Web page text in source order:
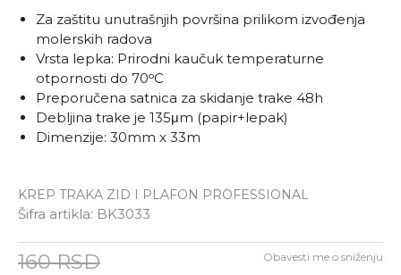
KREP TRAKA ZID I PLAFON PROFESSIONAL
Šifra artikla: BK3033
Za zaštitu unutrašnjih površina prilikom izvođenja
molerskih radova
Vrsta lepka: Prirodni kaučuk temperaturne
otpornosti do 70ᵒC
Preporučena satnica za skidanje trake 48h
Debljina trake je 135μm (papir+lepak)
Dimenzije: 30mm x 33m
160 RSD Obavesti me o sniženju